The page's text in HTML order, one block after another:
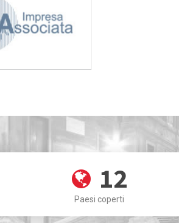
12
Paesi coperti